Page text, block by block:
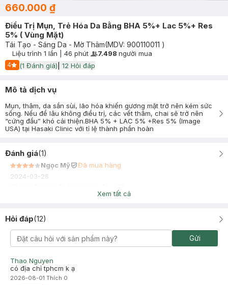
660.000 ₫
Điều Trị Mụn, Trẻ Hóa Da Bằng BHA 5%+ Lac 5%+ Res
5% ( Vùng Mặt)
Tái Tạo - Sáng Da - Mờ Thâm(MDV: 900110011 )
Timer Gray Icon
Liệu trình 1 lần 46 phút User Product Icon
7.498 người mua
4
Start Icon
(1 Đánh giá) 12 Hỏi đáp
Mô tả dịch vụ
Mụn, thâm, da sần sùi, lão hóa khiến gương mặt trở nên kém sức
sống. Nếu để lâu không điều trị, các vết thâm, chai sẽ trở nên
“cứng đầu” khó cải thiện.BHA 5% + LAC 5% +Res 5% (Image
USA) tại Hasaki Clinic với tỉ lệ thành phần hoàn
Đánh giá(1)
Ngọc Mỹ
Đã mua hàng
2024-03-26
Xem tất cả
Hỏi đáp(12)
Gửi
Thao Nguyen
có địa chỉ tphcm k ạ
2026-08-01 Thích 0